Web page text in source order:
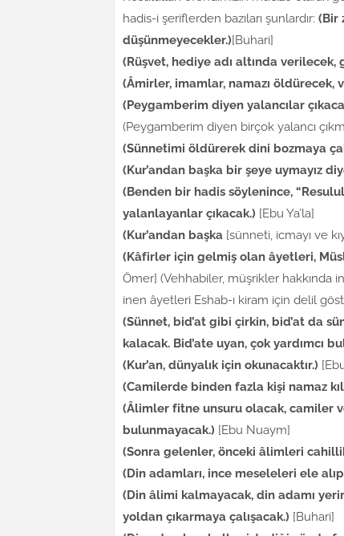
hadis-i şeriflerden bazıları şunlardır: (Bir
düşünmeyecekler.)[Buhari]
(Rüşvet, hediye adı altında
(Âmirler, imamlar, namazı öldürecek,
(Peygamberim diyen yalancılar
(Peygamberim diyen birçok yalancı
(Sünnetimi öldürerek dini bozmaya
(Kur’andan başka bir şeye uymayız
(Benden bir hadis söylenince,
yalanlayanlar çıkacak.) [Ebu Ya’la]
(Kur’andan başka [sünneti, icmayı ve
(Kâfirler için gelmiş olan âyetleri,
Ömer] (Vehhabiler, müşrikler hakkında
inen âyetleri Eshab-ı kiram için delil
(Sünnet, bid’at gibi çirkin, bid’at da
kalacak. Bid’ate uyan, çok yardımcı
(Kur’an, dünyalık için okunacaktır.)
(Camilerde binden fazla kişi namaz
(Âlimler fitne unsuru olacak, camiler
bulunmayacak.) [Ebu Nuaym]
(Sonra gelenler, önceki âlimleri
(Din adamları, ince meseleleri ele
(Din âlimi kalmayacak, din adamı
yoldan çıkarmaya çalışacak.) [Buhari]